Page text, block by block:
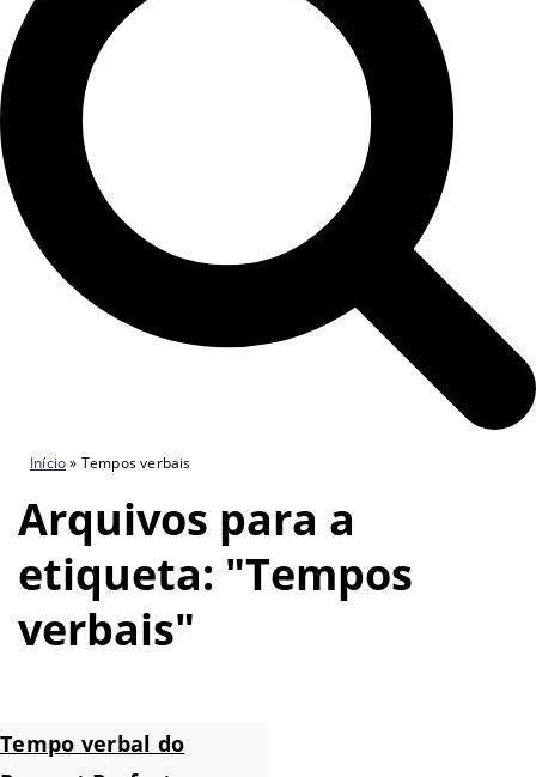
Início» Tempos verbais
Arquivos para a
etiqueta: "Tempos
verbais"
Tempo verbal do